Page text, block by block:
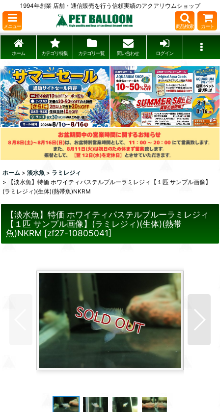
1994年創業 店舗・通信販売を行う信頼実績のアクアリウムショップ
メニュー 商品検索 カート
ホーム カテゴリ特集 カテゴリ一覧 問い合わせ ログイン
ホーム > 淡水魚 > ラミレジィ
>
【淡水魚】特価 ホワイティパステルブルーラミレジィ【１匹 サンプル画像】
(ラミレジィ)(生体)(熱帯魚)NKRM
【淡水魚】特価 ホワイティパステルブルーラミレジィ
【１匹 サンプル画像】(ラミレジィ)(生体)(熱帯
魚)NKRM [zf27-10805041]